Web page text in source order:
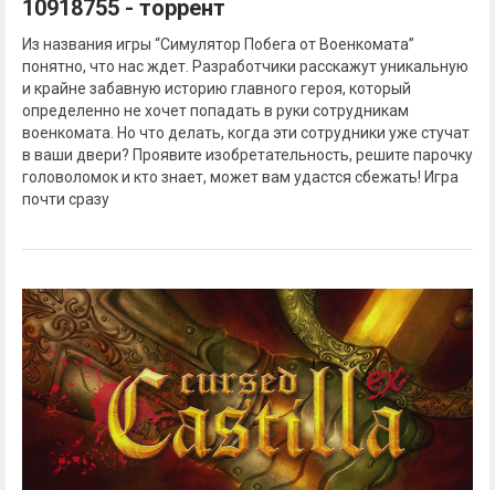
10918755 - торрент
Из названия игры “Симулятор Побега от Военкомата”
понятно, что нас ждет. Разработчики расскажут уникальную
и крайне забавную историю главного героя, который
определенно не хочет попадать в руки сотрудникам
военкомата. Но что делать, когда эти сотрудники уже стучат
в ваши двери? Проявите изобретательность, решите парочку
головоломок и кто знает, может вам удастся сбежать! Игра
почти сразу